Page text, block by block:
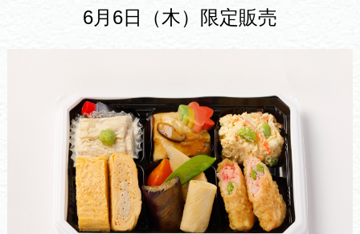
6月6日（木）限定販売